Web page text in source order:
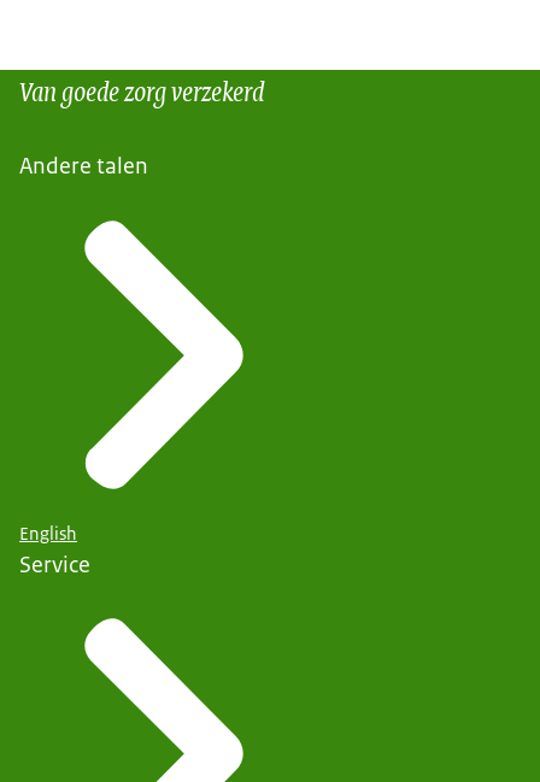
Van goede zorg verzekerd
Andere talen
English
Service